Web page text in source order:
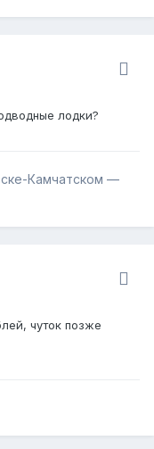
лодки?
Камчатском —
чуток позже